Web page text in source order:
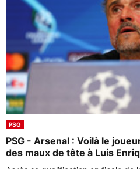
PSG
PSG - Arsenal : Voilà le
des maux de tête à Luis